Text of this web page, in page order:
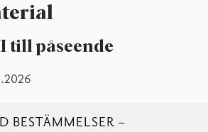
till påseende
BESTÄMMELSER –